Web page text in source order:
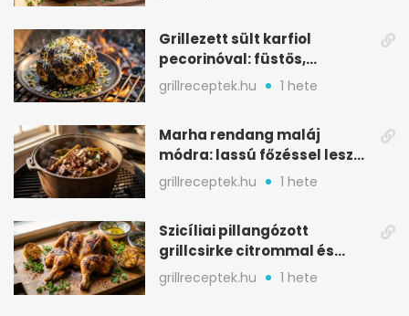
Grillezett sült karfiol
pecorinóval: füstös,
karamellizált nyári kedvenc
grillreceptek.hu 1 hete
Marha rendang maláj
módra: lassú főzéssel lesz
igazán szaftos
grillreceptek.hu 1 hete
Szicíliai pillangózott
grillcsirke citrommal és
oregánóval
grillreceptek.hu 1 hete